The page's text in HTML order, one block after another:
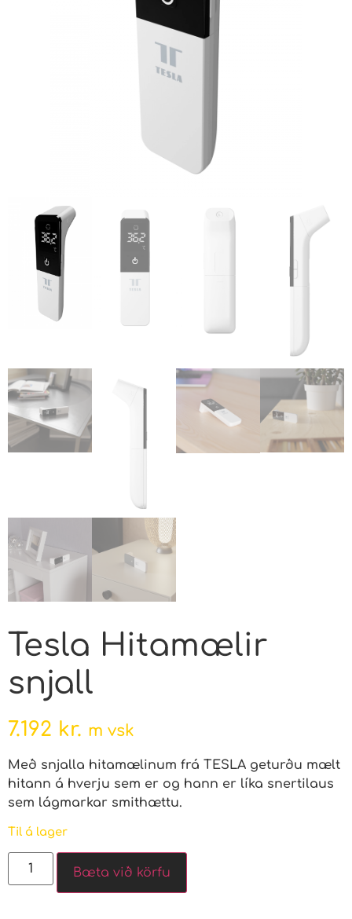
Tesla Hitamælir
snjall
7.192 kr. m vsk
Með snjalla hitamælinum frá TESLA geturðu mælt
hitann á hverju sem er og hann er líka snertilaus
sem lágmarkar smithættu.
Til á lager
Bæta við körfu